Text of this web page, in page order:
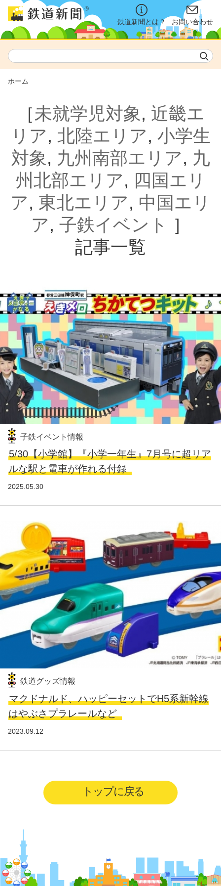
鉄道新聞とは？ お問い合わせ
ホーム
［未就学児対象, 近畿エ
リア, 北陸エリア, 小学生
対象, 九州南部エリア, 九
州北部エリア, 四国エリ
ア, 東北エリア, 中国エリ
ア, 子鉄イベント ］
記事一覧
子鉄イベント情報
5/30【小学館】『小学一年生』7月号に超リア
ルな駅と電車が作れる付録
2025.05.30
鉄道グッズ情報
マクドナルド、ハッピーセットでH5系新幹線
はやぶさプラレールなど
2023.09.12
トップに戻る